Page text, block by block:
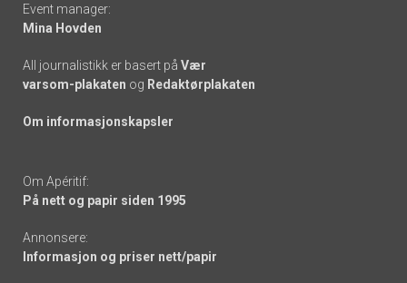
Event manager:
Mina Hovden
All journalistikk er basert på Vær
varsom-plakaten og Redaktørplakaten
Om informasjonskapsler
Om Apéritif:
På nett og papir siden 1995
Annonsere:
Informasjon og priser nett/papir